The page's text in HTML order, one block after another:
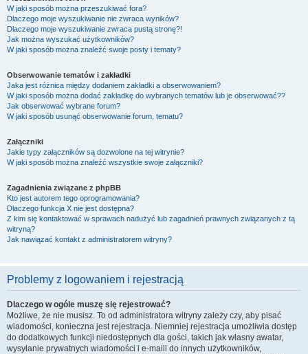
W jaki sposób można przeszukiwać fora?
Dlaczego moje wyszukiwanie nie zwraca wyników?
Dlaczego moje wyszukiwanie zwraca pustą stronę?!
Jak można wyszukać użytkowników?
W jaki sposób można znaleźć swoje posty i tematy?
Obserwowanie tematów i zakładki
Jaka jest różnica między dodaniem zakładki a obserwowaniem?
W jaki sposób można dodać zakładkę do wybranych tematów lub je obserwować??
Jak obserwować wybrane forum?
W jaki sposób usunąć obserwowanie forum, tematu?
Załączniki
Jakie typy załączników są dozwolone na tej witrynie?
W jaki sposób można znaleźć wszystkie swoje załączniki?
Zagadnienia związane z phpBB
Kto jest autorem tego oprogramowania?
Dlaczego funkcja X nie jest dostępna?
Z kim się kontaktować w sprawach nadużyć lub zagadnień prawnych związanych z tą
witryną?
Jak nawiązać kontakt z administratorem witryny?
Problemy z logowaniem i rejestracją
Dlaczego w ogóle muszę się rejestrować?
Możliwe, że nie musisz. To od administratora witryny zależy czy, aby pisać
wiadomości, konieczna jest rejestracja. Niemniej rejestracja umożliwia dostęp
do dodatkowych funkcji niedostępnych dla gości, takich jak własny awatar,
wysyłanie prywatnych wiadomości i e-maili do innych użytkowników,